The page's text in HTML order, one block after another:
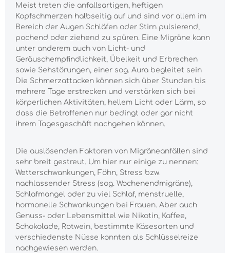
Meist treten die anfallsartigen, heftigen
Kopfschmerzen halbseitig auf und sind vor allem im
Bereich der Augen Schläfen oder Stirn pulsierend,
pochend oder ziehend zu spüren. Eine Migräne kann
unter anderem auch von Licht- und
Geräuschempfindlichkeit, Übelkeit und Erbrechen
sowie Sehstörungen, einer sog. Aura begleitet sein
Die Schmerzattacken können sich über Stunden bis
mehrere Tage erstrecken und verstärken sich bei
körperlichen Aktivitäten, hellem Licht oder Lärm, so
dass die Betroffenen nur bedingt oder gar nicht
ihrem Tagesgeschäft nachgehen können.
Die auslösenden Faktoren von Migräneanfällen sind
sehr breit gestreut. Um hier nur einige zu nennen:
Wetterschwankungen, Föhn, Stress bzw.
nachlassender Stress (sog. Wochenendmigräne),
Schlafmangel oder zu viel Schlaf, menstruelle,
hormonelle Schwankungen bei Frauen. Aber auch
Genuss- oder Lebensmittel wie Nikotin, Kaffee,
Schokolade, Rotwein, bestimmte Käsesorten und
verschiedenste Nüsse konnten als Schlüsselreize
nachgewiesen werden.